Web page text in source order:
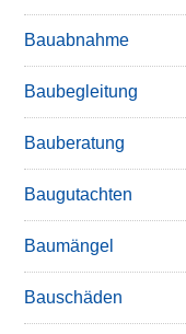
Bauabnahme
Baubegleitung
Bauberatung
Baugutachten
Baumängel
Bauschäden